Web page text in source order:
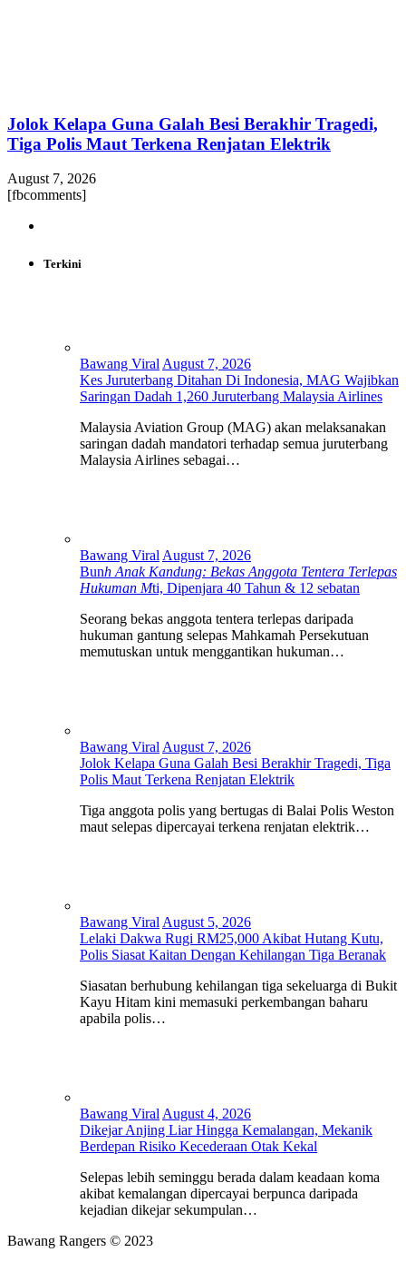
Jolok Kelapa Guna Galah Besi Berakhir Tragedi,
Tiga Polis Maut Terkena Renjatan Elektrik
August 7, 2026
[fbcomments]
Terkini
Bawang Viral August 7, 2026
Kes Juruterbang Ditahan Di Indonesia, MAG Wajibkan
Saringan Dadah 1,260 Juruterbang Malaysia Airlines
Malaysia Aviation Group (MAG) akan melaksanakan
saringan dadah mandatori terhadap semua juruterbang
Malaysia Airlines sebagai…
Bawang Viral August 7, 2026
Bunh Anak Kandung: Bekas Anggota Tentera Terlepas
Hukuman Mti, Dipenjara 40 Tahun & 12 sebatan
Seorang bekas anggota tentera terlepas daripada
hukuman gantung selepas Mahkamah Persekutuan
memutuskan untuk menggantikan hukuman…
Bawang Viral August 7, 2026
Jolok Kelapa Guna Galah Besi Berakhir Tragedi, Tiga
Polis Maut Terkena Renjatan Elektrik
Tiga anggota polis yang bertugas di Balai Polis Weston
maut selepas dipercayai terkena renjatan elektrik…
Bawang Viral August 5, 2026
Lelaki Dakwa Rugi RM25,000 Akibat Hutang Kutu,
Polis Siasat Kaitan Dengan Kehilangan Tiga Beranak
Siasatan berhubung kehilangan tiga sekeluarga di Bukit
Kayu Hitam kini memasuki perkembangan baharu
apabila polis…
Bawang Viral August 4, 2026
Dikejar Anjing Liar Hingga Kemalangan, Mekanik
Berdepan Risiko Kecederaan Otak Kekal
Selepas lebih seminggu berada dalam keadaan koma
akibat kemalangan dipercayai berpunca daripada
kejadian dikejar sekumpulan…
Bawang Rangers © 2023